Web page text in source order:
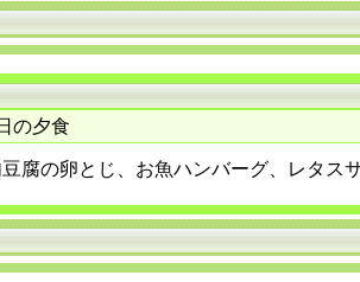
の夕食
豆腐の卵とじ、お魚ハンバーグ、レタス